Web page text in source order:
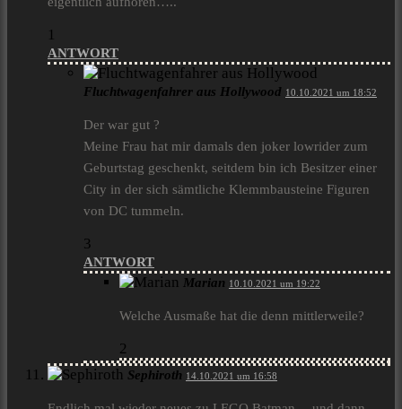
1
ANTWORT
Fluchtwagenfahrer aus Hollywood 10.10.2021 um 18:52
Der war gut ?
Meine Frau hat mir damals den joker lowrider zum
Geburtstag geschenkt, seitdem bin ich Besitzer einer
City in der sich sämtliche Klemmbausteine Figuren
von DC tummeln.
3
ANTWORT
Marian 10.10.2021 um 19:22
Welche Ausmaße hat die denn mittlerweile?
2
Sephiroth 14.10.2021 um 16:58